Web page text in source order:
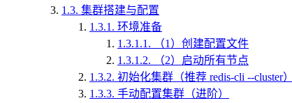
1.3. 集群搭建与配置
1.3.1. 环境准备
1.3.1.1.
（1）创建配置文件
1.3.1.2.
（2）启动所有节点
1.3.2. 初始化集群（推荐 redis-cli --cluster）
1.3.3. 手动配置集群（进阶）